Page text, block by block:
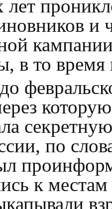
лет
и
в то время
по
к